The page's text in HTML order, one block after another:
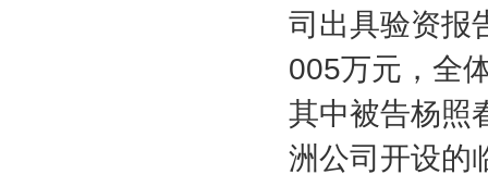
司出具验资报
005万元，全
其中被告杨照
洲公司开设的